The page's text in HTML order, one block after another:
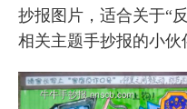
抄报图片，适合关于“
相关主题手抄报的小伙